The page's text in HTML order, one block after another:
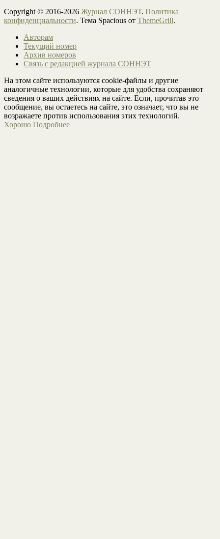
Copyright © 2016-2026 Журнал СОННЭТ. Политика
конфиденциальности. Тема Spacious от ThemeGrill.
Авторам
Текущий номер
Архив номеров
Связь с редакцией журнала СОННЭТ
На этом сайте используются cookie-файлы и другие
аналогичные технологии, которые для удобства сохраняют
сведения о ваших действиях на сайте. Если, прочитав это
сообщение, вы остаетесь на сайте, это означает, что вы не
возражаете против использования этих технологий.
Хорошо Подробнее